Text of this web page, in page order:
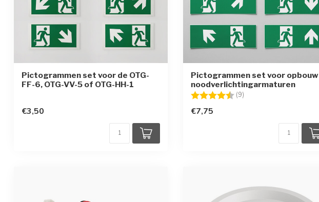
Pictogrammen set voor de OTG-
FF-6, OTG-VV-5 of OTG-HH-1
€3,50
Pictogrammen set voor opbouw
noodverlichtingarmaturen
Beoordeling: (9)
€7,75